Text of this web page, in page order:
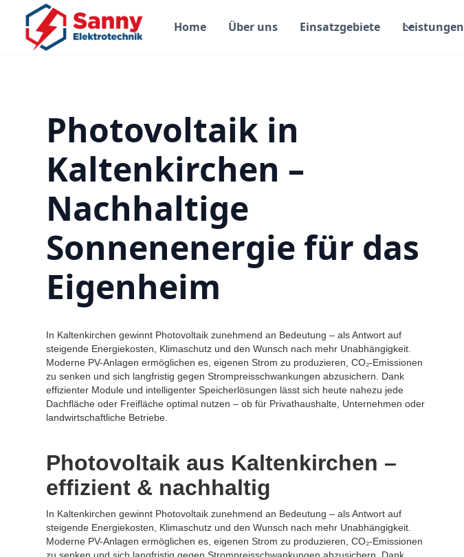
Home Über uns Einsatzgebiete Leistungen
Photovoltaik in
Kaltenkirchen –
Nachhaltige
Sonnenenergie für das
Eigenheim
In Kaltenkirchen gewinnt Photovoltaik zunehmend an Bedeutung – als Antwort auf
steigende Energiekosten, Klimaschutz und den Wunsch nach mehr Unabhängigkeit.
Moderne PV-Anlagen ermöglichen es, eigenen Strom zu produzieren, CO₂-Emissionen
zu senken und sich langfristig gegen Strompreisschwankungen abzusichern. Dank
effizienter Module und intelligenter Speicherlösungen lässt sich heute nahezu jede
Dachfläche oder Freifläche optimal nutzen – ob für Privathaushalte, Unternehmen oder
landwirtschaftliche Betriebe.
Photovoltaik aus Kaltenkirchen –
effizient & nachhaltig
In Kaltenkirchen gewinnt Photovoltaik zunehmend an Bedeutung – als Antwort auf
steigende Energiekosten, Klimaschutz und den Wunsch nach mehr Unabhängigkeit.
Moderne PV-Anlagen ermöglichen es, eigenen Strom zu produzieren, CO₂-Emissionen